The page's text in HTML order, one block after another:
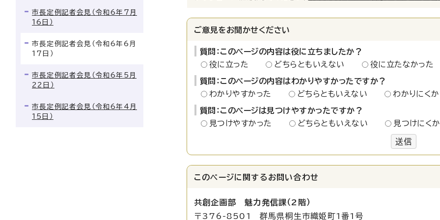
ご意見をお聞かせください
質問：このページの内容は役に立ちましたか？
役に立った
どちらともいえない 役に立たなかった
質問：このページの内容はわかりやすかったですか？
わかりやすかった
どちらともいえない わかりにくか
質問：このページは見つけやすかったですか？
見つけやすかった
どちらともいえない 見つけにく
送信
このページに関する お問い合わせ
共創企画部 魅力発信課（2階）
〒376-8501 群馬県桐生市織姫町1番1号
市長定例記者会見（令和6年7月
16日）
市長定例記者会見（令和6年6月
17日）
市長定例記者会見（令和6年5月
22日）
市長定例記者会見（令和6年4月
15日）